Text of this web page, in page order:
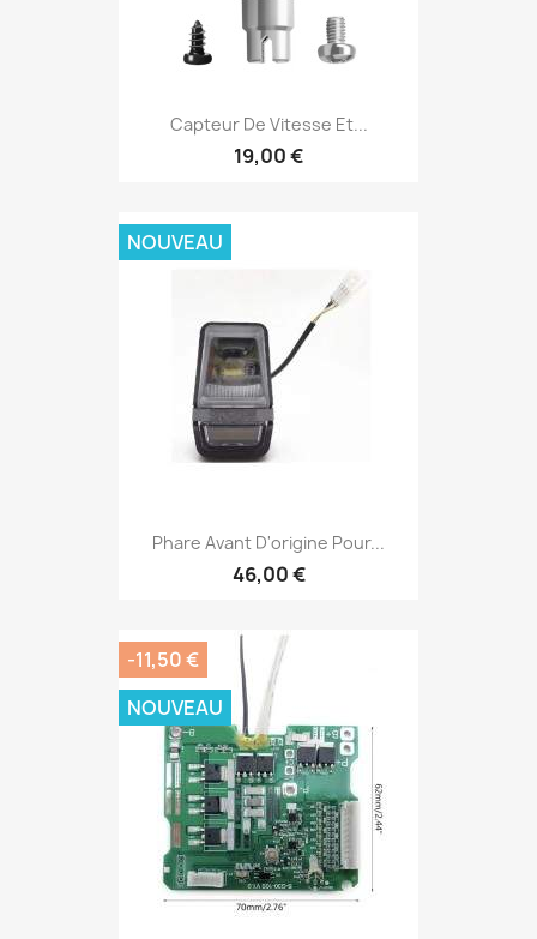
Capteur De Vitesse Et...
19,00 €
Phare Avant D'origine Pour...
46,00 €
NOUVEAU
-11,50 €
NOUVEAU